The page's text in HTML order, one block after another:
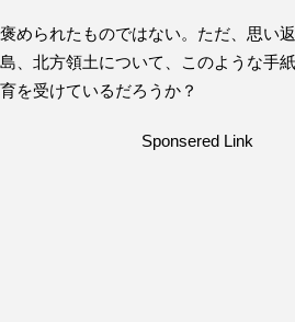
められたものではない。ただ、思い
、北方領土について、このような手
を受けているだろうか？
Sponsered Link